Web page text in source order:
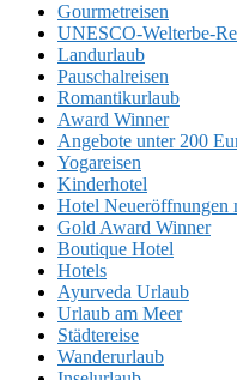
Gourmetreisen
UNESCO-Welterbe-
Landurlaub
Pauschalreisen
Romantikurlaub
Award Winner
Angebote unter 200
Yogareisen
Kinderhotel
Hotel Neueröffnungen
Gold Award Winner
Boutique Hotel
Hotels
Ayurveda Urlaub
Urlaub am Meer
Städtereise
Wanderurlaub